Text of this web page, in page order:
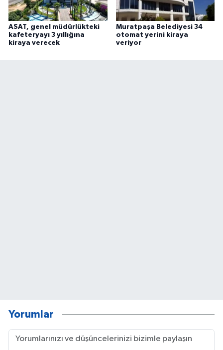
ASAT, genel müdürlükteki
kafeteryayı 3 yıllığına
kiraya verecek
Muratpaşa Belediyesi 34
otomat yerini kiraya
veriyor
Yorumlar